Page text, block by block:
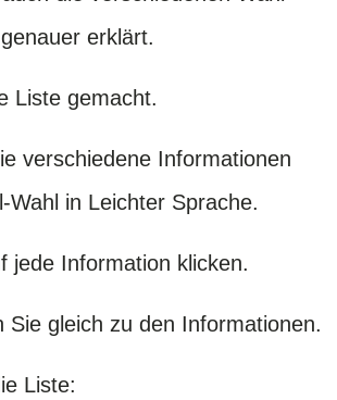
erklärt.
Liste gemacht.
verschiedene Informationen
Wahl in Leichter Sprache.
jede Information klicken.
Sie gleich zu den Informationen.
Liste: